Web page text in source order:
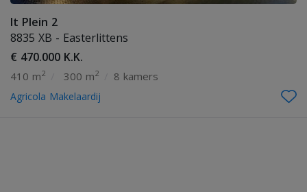
It Plein 2
8835 XB - Easterlittens
€ 470.000 K.K.
410 m2 300 m2 8 kamers
Agricola Makelaardij